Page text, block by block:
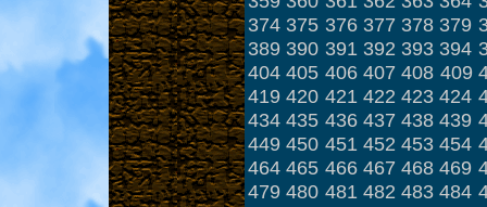
374 375 376 377 378 379
389 390 391 392 393 394
404 405 406 407 408 409
419 420 421 422 423 424
434 435 436 437 438 439
449 450 451 452 453 454
464 465 466 467 468 469
479 480 481 482 483 484